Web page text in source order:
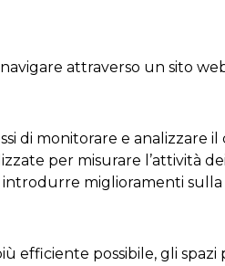
attraverso un sito
di monitorare e analizzare
per misurare l’attività
miglioramenti
possibile, gli spazi